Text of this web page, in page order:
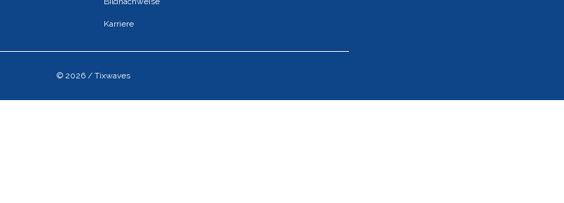
Karriere
© 2026 / Tixwaves